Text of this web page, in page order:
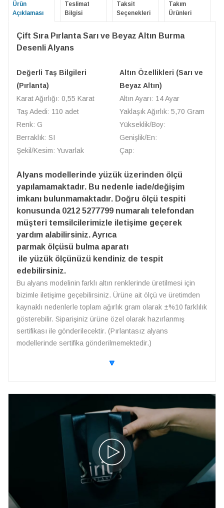
Ürün
Açıklaması
Teslimat
Bilgisi
Taksit
Seçenekleri
Takım
Ürünleri
Çift Sıra Pırlanta Sarı ve Beyaz Altın Burma
Desenli Alyans
Değerli Taş Bilgileri
(Pırlanta)
Karat Ağırlığı: 0,55 Karat
Taş Adedi: 110 adet
Renk: G
Berraklık: SI
Şekil/Kesim: Yuvarlak
Altın Özellikleri (Sarı ve
Beyaz Altın)
Altın Ayarı: 14 Ayar
Yaklaşık Ağırlık: 5,70 Gram
Yükseklik/Boy:
Genişlik/En:
Çap:
Alyans modellerinde yüzük üzerinden ölçü
yapılamamaktadır. Bu nedenle iade/değişim
imkanı bulunmamaktadır. Doğru ölçü tespiti
konusunda 0212 5277799 numaralı telefondan
müşteri temsilcilerimizle iletişime geçerek
yardım alabilirsiniz. Ayrıca
parmak ölçüsü bulma aparatı
ile yüzük ölçünüzü kendiniz de tespit
edebilirsiniz.
Bu alyans modelinin farklı altın renklerinde üretilmesi için
bizimle iletişime geçebilirsiniz. Ürüne ait ölçü ve üretimden
kaynaklı nedenlerle toplam ağırlık gram olarak ±%10 farklılık
gösterebilir. Siparişiniz ürüne özel olarak hazırlanmış
sertifikası ile gönderilecektir. (Pırlantasız alyans
modellerinde sertifika gönderilmemektedir.)
🔽